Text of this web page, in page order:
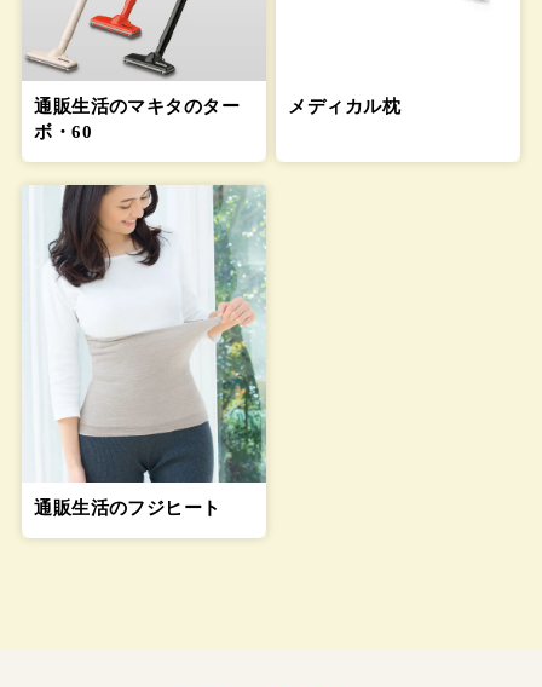
通販生活のマキタのター
ボ・60
メディカル枕
通販生活のフジヒート